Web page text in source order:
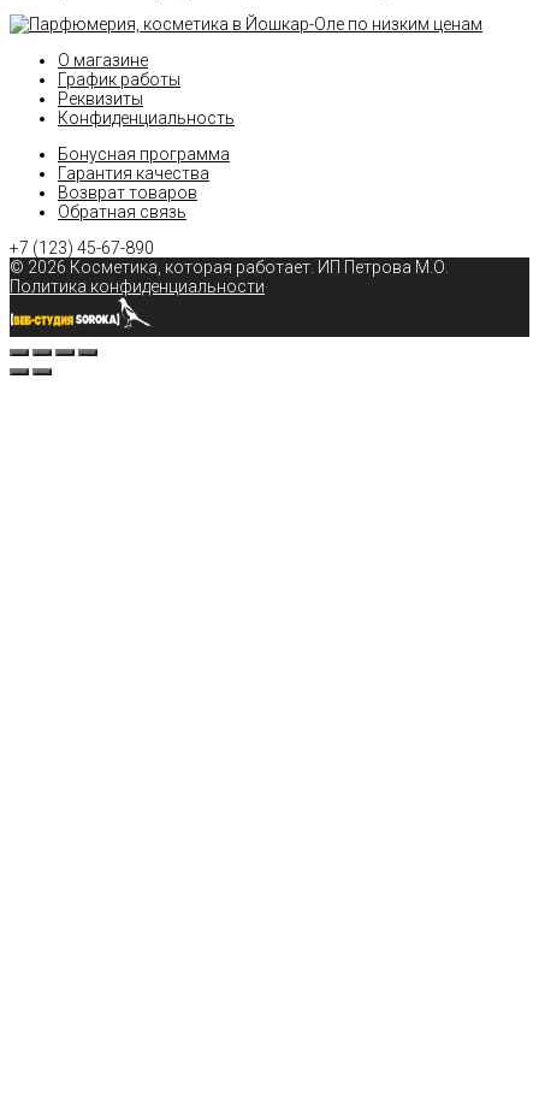
О магазине
График работы
Реквизиты
Конфиденциальность
Бонусная программа
Гарантия качества
Возврат товаров
Обратная связь
+7 (123) 45-67-890
© 2026 Косметика, которая работает . ИП Петрова М.О.
Политика конфиденциальности